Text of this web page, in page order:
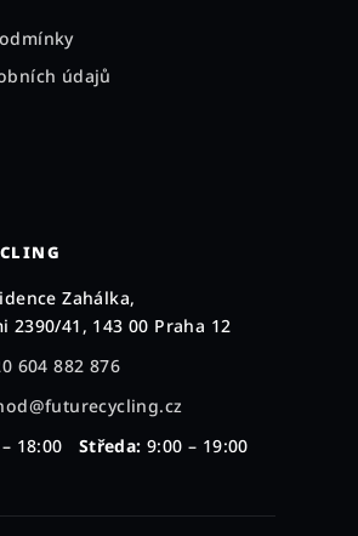
údajů
Zahálka,
2390/41, 143 00 Praha 12
604 882 876
18:00 Středa: 9:00 – 19:00